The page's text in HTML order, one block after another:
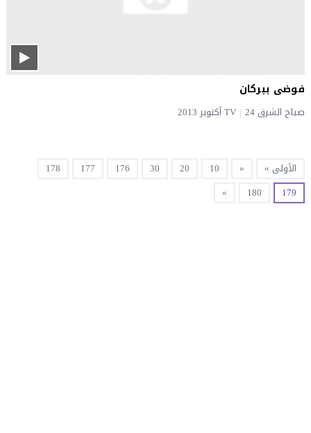
فوضى ببركان
صباح الشرق TV 24 أكتوبر 2013
الأولى » «
10
20
30
176
177
178
179
180
»